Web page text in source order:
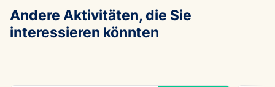
Andere Aktivitäten, die Sie
interessieren könnten